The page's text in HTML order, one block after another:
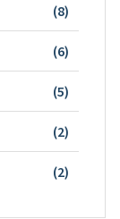
(8)
(6)
(5)
(2)
(2)